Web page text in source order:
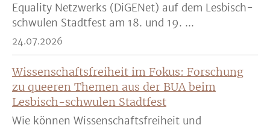
Equality Netzwerks (DiGENet) auf dem Lesbisch-
schwulen Stadtfest am 18. und 19. ...
24.07.2026
Wissenschaftsfreiheit im Fokus: Forschung
zu queeren Themen aus der BUA beim
Lesbisch-schwulen Stadtfest
Wie können Wissenschaftsfreiheit und